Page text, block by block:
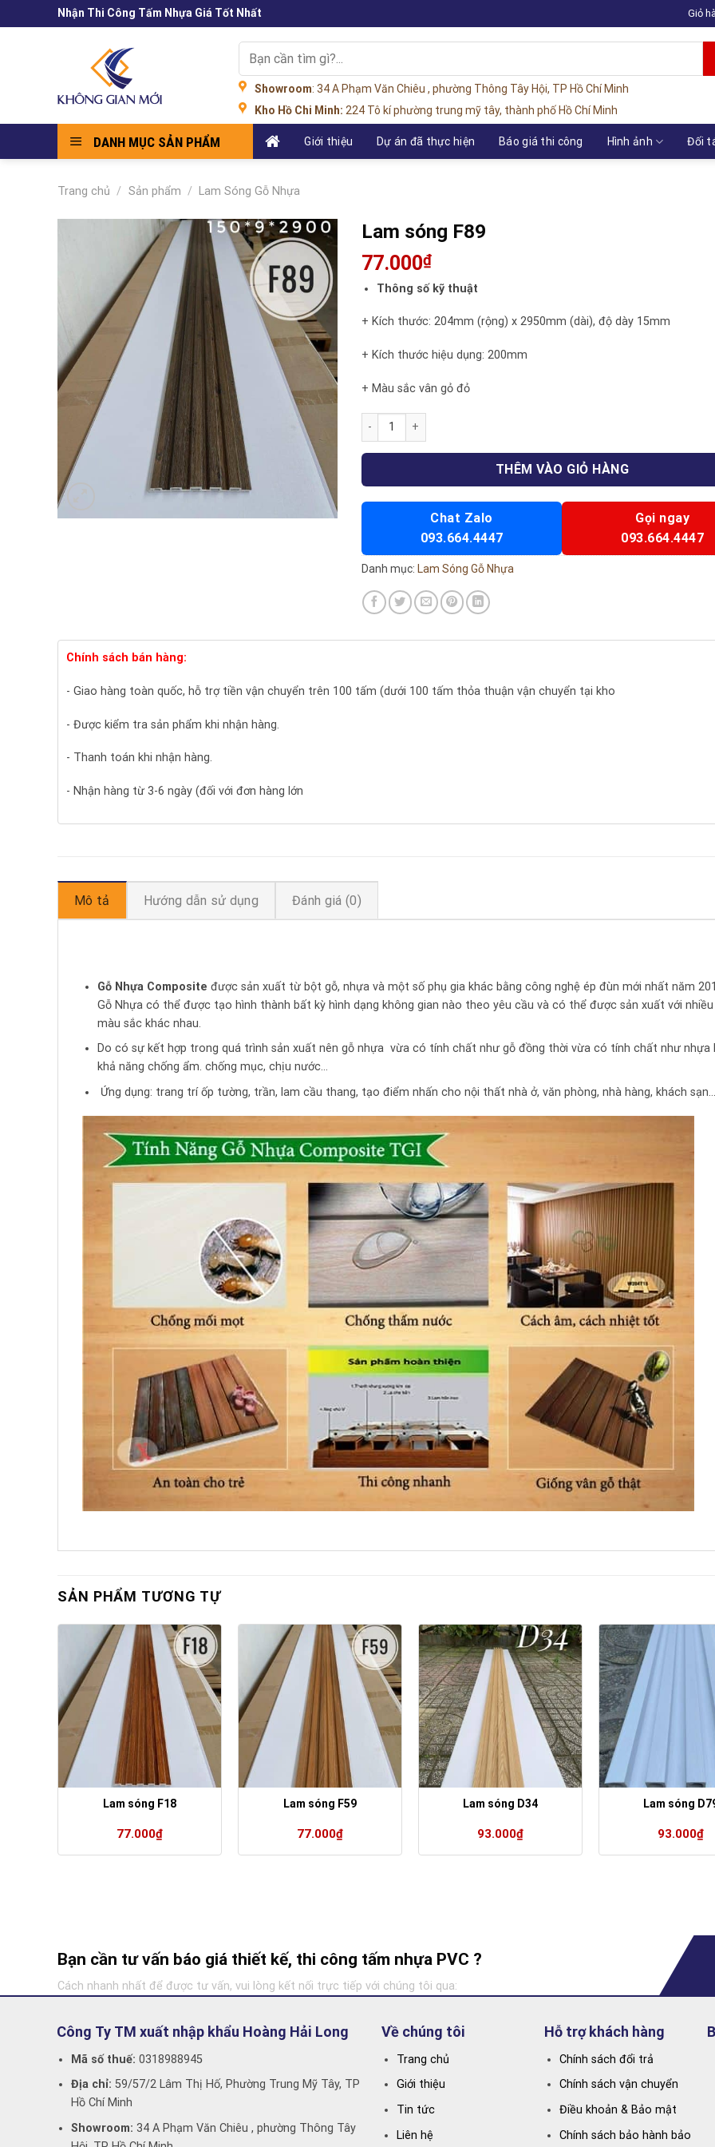
to
Nhận Thi Công Tấm Nhựa Giá Tốt Nhất Giỏ
kiếm:
Showroom: 34 A Phạm Văn Chiêu , phường Thông Tây Hội, TP Hồ Chí Minh
Kho Hồ Chi Minh: 224 Tô kí phường trung mỹ tây, thành phố Hồ Chí Minh
DANH MỤC SẢN PHẨM Giới thiệu Dự án đã thực hiện Báo giá thi công Hình ảnh Đối
Trang chủ / Sản phẩm / Lam Sóng Gỗ Nhựa
Lam sóng F89
77.000₫
Thông số kỹ thuật
+ Kích thước: 204mm (rộng) x 2950mm (dài), độ dày 15mm
+ Kích thước hiệu dụng: 200mm
+ Màu sắc vân gỏ đỏ
Lam sóng F89 số lượng
THÊM VÀO GIỎ HÀNG
Chat Zalo
093.664.4447
Gọi ngay
093.664.4447
Danh mục: Lam Sóng Gỗ Nhựa
Chính sách bán hàng:
- Giao hàng toàn quốc, hỗ trợ tiền vận chuyển trên 100 tấm (dưới 100 tấm thỏa thuận vận chuyển tại kho
- Được kiểm tra sản phẩm khi nhận hàng.
- Thanh toán khi nhận hàng.
- Nhận hàng từ 3-6 ngày (đối với đơn hàng lớn
Mô tả Đánh giá (0)
Hướng dẫn sử dụng
Gỗ Nhựa Composite được sản xuất từ bột gỗ, nhựa và một số phụ gia khác bằng công nghệ ép đùn mới nhất năm
Gỗ Nhựa có thể được tạo hình thành bất kỳ hình dạng không gian nào theo yêu cầu và có thể được sản xuất với nhiều
màu sắc khác nhau.
Do có sự kết hợp trong quá trình sản xuất nên gỗ nhựa vừa có tính chất như gỗ đồng thời vừa có tính chất như nhựa
khả năng chống ẩm. chống mục, chịu nước…
Ứng dụng: trang trí ốp tường, trần, lam cầu thang, tạo điểm nhấn cho nội thất nhà ở, văn phòng, nhà hàng, khách sạn…
SẢN PHẨM TƯƠNG TỰ
Lam sóng F18
77.000₫
Lam sóng F59
77.000₫
Lam sóng D34
93.000₫
Lam sóng
93.000₫
Bạn cần tư vấn báo giá thiết kế, thi công tấm nhựa PVC ?
Cách nhanh nhất để được tư vấn, vui lòng kết nối trực tiếp với chúng tôi qua:
Công Ty TM xuất nhập khẩu Hoàng Hải Long
Mã số thuế: 0318988945
Địa chỉ: 59/57/2 Lâm Thị Hố, Phường Trung Mỹ Tây, TP
Hồ Chí Minh
Showroom: 34 A Phạm Văn Chiêu , phường Thông Tây
Về chúng tôi
Trang chủ
Giới thiệu
Tin tức
Liên hệ
Hỗ trợ khách hàng
Chính sách đổi trả
Chính sách vận chuyển
Điều khoản & Bảo mật
Chính sách bảo hành bảo